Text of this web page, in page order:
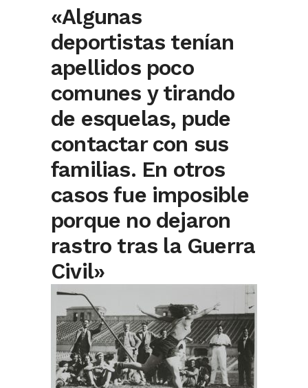
«Algunas
deportistas tenían
apellidos poco
comunes y tirando
de esquelas, pude
contactar con sus
familias. En otros
casos fue imposible
porque no dejaron
rastro tras la Guerra
Civil»